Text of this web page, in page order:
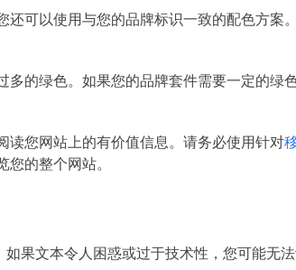
还可以使用与您的品牌标识一致的配色方案
的绿色。如果您的品牌套件需要一定的绿
读您网站上的有价值信息。请务必使用针对
您的整个网站。
如果文本令人困惑或过于技术性，您可能无